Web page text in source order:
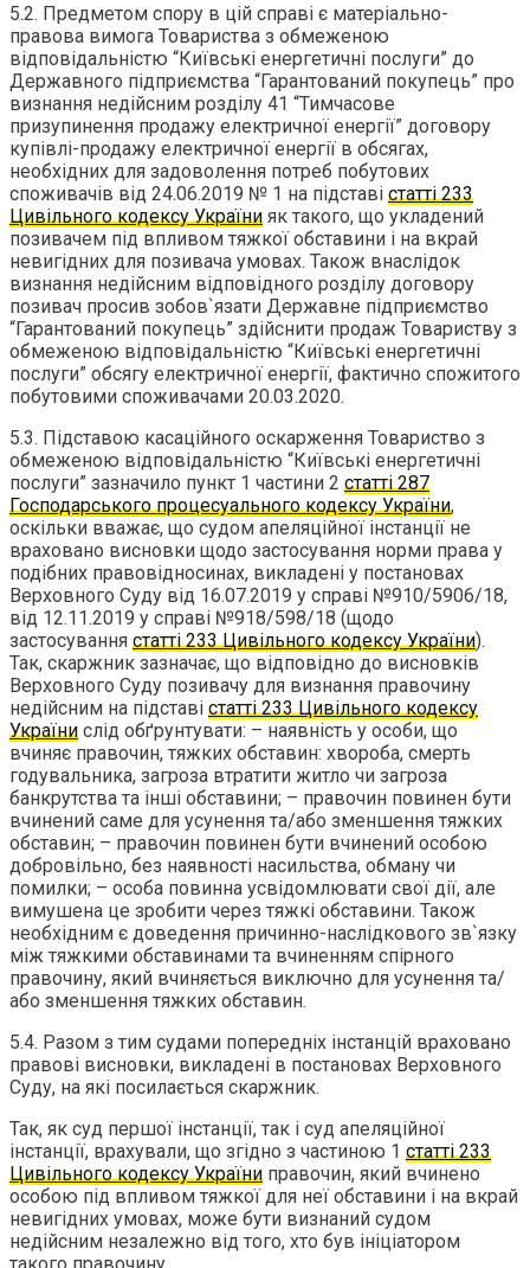
5.2. Предметом спору в цій справі є матеріально-
правова вимога Товариства з обмеженою
відповідальністю “Київські енергетичні послуги” до
Державного підприємства “Гарантований покупець” про
визнання недійсним розділу 41 “Тимчасове
призупинення продажу електричної енергії” договору
купівлі-продажу електричної енергії в обсягах,
необхідних для задоволення потреб побутових
споживачів від 24.06.2019 № 1 на підставі статті 233
Цивільного кодексу України як такого, що укладений
позивачем під впливом тяжкої обставини і на вкрай
невигідних для позивача умовах. Також внаслідок
визнання недійсним відповідного розділу договору
позивач просив зобов`язати Державне підприємство
“Гарантований покупець” здійснити продаж Товариству з
обмеженою відповідальністю “Київські енергетичні
послуги” обсягу електричної енергії, фактично спожитого
побутовими споживачами 20.03.2020.
5.3. Підставою касаційного оскарження Товариство з
обмеженою відповідальністю “Київські енергетичні
послуги” зазначило пункт 1 частини 2 статті 287
Господарського процесуального кодексу України,
оскільки вважає, що судом апеляційної інстанції не
враховано висновки щодо застосування норми права у
подібних правовідносинах, викладені у постановах
Верховного Суду від 16.07.2019 у справі №910/5906/18,
від 12.11.2019 у справі №918/598/18 (щодо
застосування статті 233 Цивільного кодексу України).
Так, скаржник зазначає, що відповідно до висновків
Верховного Суду позивачу для визнання правочину
недійсним на підставі статті 233 Цивільного кодексу
України слід обґрунтувати: – наявність у особи, що
вчиняє правочин, тяжких обставин: хвороба, смерть
годувальника, загроза втратити житло чи загроза
банкрутства та інші обставини; – правочин повинен бути
вчинений саме для усунення та/або зменшення тяжких
обставин; – правочин повинен бути вчинений особою
добровільно, без наявності насильства, обману чи
помилки; – особа повинна усвідомлювати свої дії, але
вимушена це зробити через тяжкі обставини. Також
необхідним є доведення причинно-наслідкового зв`язку
між тяжкими обставинами та вчиненням спірного
правочину, який вчиняється виключно для усунення та/
або зменшення тяжких обставин.
5.4. Разом з тим судами попередніх інстанцій враховано
правові висновки, викладені в постановах Верховного
Суду, на які посилається скаржник.
Так, як суд першої інстанції, так і суд апеляційної
інстанції, врахували, що згідно з частиною 1 статті 233
Цивільного кодексу України правочин, який вчинено
особою під впливом тяжкої для неї обставини і на вкрай
невигідних умовах, може бути визнаний судом
недійсним незалежно від того, хто був ініціатором